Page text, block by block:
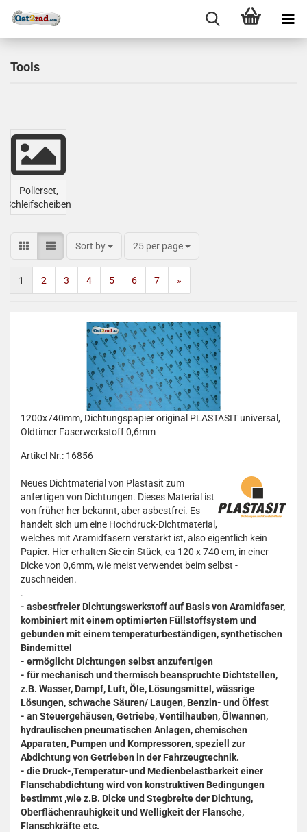
Tools
Polierset,
Schleifscheiben
Sort by 25 per page
1 2 3 4 5 6 7 »
1200x740mm, Dichtungspapier original PLASTASIT universal,
Oldtimer Faserwerkstoff 0,6mm
Artikel Nr.: 16856
Neues Dichtmaterial von Plastasit zum
anfertigen von Dichtungen. Dieses Material ist
von früher her bekannt, aber asbestfrei. Es
handelt sich um eine Hochdruck-Dichtmaterial,
welches mit Aramidfasern verstärkt ist, also eigentlich kein
Papier. Hier erhalten Sie ein Stück, ca 120 x 740 cm, in einer
Dicke von 0,6mm, wie meist verwendet beim selbst -
zuschneiden.
.
- asbestfreier Dichtungswerkstoff auf Basis von Aramidfaser,
kombiniert mit einem optimierten Füllstoffsystem und
gebunden mit einem temperaturbeständigen, synthetischen
Bindemittel
- ermöglicht Dichtungen selbst anzufertigen
- für mechanisch und thermisch beanspruchte Dichtstellen,
z.B. Wasser, Dampf, Luft, Öle, Lösungsmittel, wässrige
Lösungen, schwache Säuren/ Laugen, Benzin- und Ölfest
- an Steuergehäusen, Getriebe, Ventilhauben, Ölwannen,
hydraulischen pneumatischen Anlagen, chemischen
Apparaten, Pumpen und Kompressoren, speziell zur
Abdichtung von Getrieben in der Fahrzeugtechnik.
- die Druck-,Temperatur-und Medienbelastbarkeit einer
Flanschabdichtung wird von konstruktiven Bedingungen
bestimmt ,wie z.B. Dicke und Stegbreite der Dichtung,
Oberflächenrauhigkeit und Welligkeit der Flansche,
Flanschkräfte etc.